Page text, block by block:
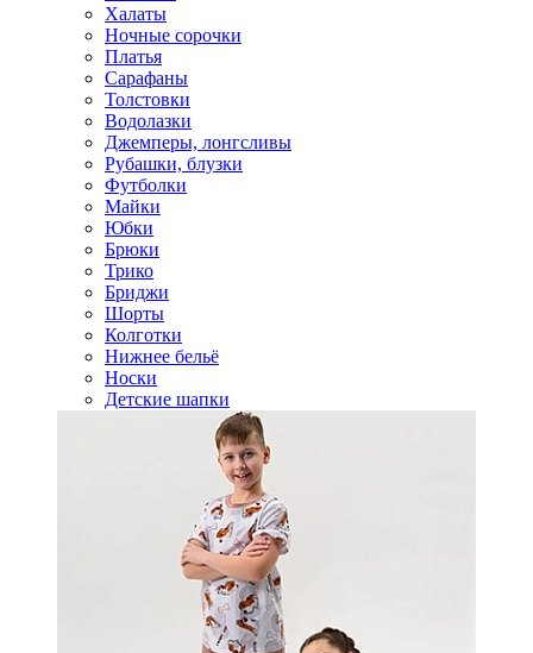
Халаты
Ночные сорочки
Платья
Сарафаны
Толстовки
Водолазки
Джемперы, лонгсливы
Рубашки, блузки
Футболки
Майки
Юбки
Брюки
Трико
Бриджи
Шорты
Колготки
Нижнее бельё
Носки
Детские шапки